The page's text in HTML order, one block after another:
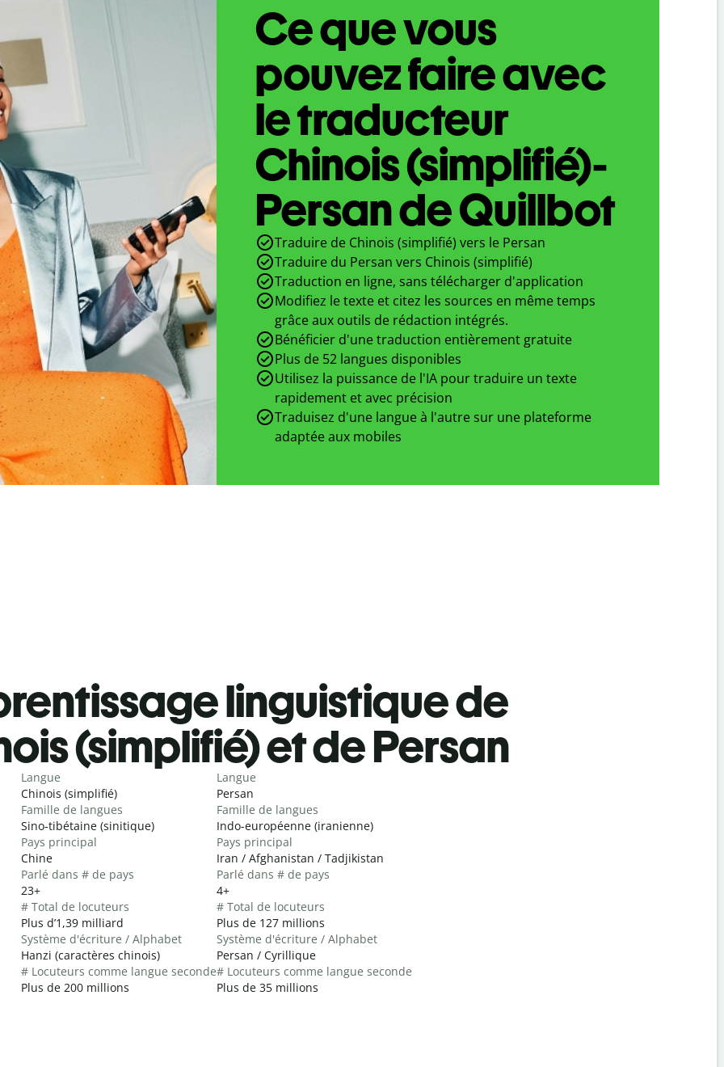
Ce que vous
pouvez faire avec
le traducteur
Chinois (simplifié)-
Persan de Quillbot
Traduire de Chinois (simplifié) vers le Persan
Traduire du Persan vers Chinois (simplifié)
Traduction en ligne, sans télécharger d'application
Modifiez le texte et citez les sources en même temps
grâce aux outils de rédaction intégrés.
Bénéficier d'une traduction entièrement gratuite
Plus de 52 langues disponibles
Utilisez la puissance de l'IA pour traduire un texte
rapidement et avec précision
Traduisez d'une langue à l'autre sur une plateforme
adaptée aux mobiles
linguistique de
(simplifié) et de Persan
Langue
Chinois (simplifié)
Famille de langues
Sino-tibétaine (sinitique)
Pays principal
Chine
Parlé dans # de pays
23+
# Total de locuteurs
Plus d’1,39 milliard
Système d'écriture / Alphabet
Hanzi (caractères chinois)
# Locuteurs comme langue seconde
Plus de 200 millions
Langue
Persan
Famille de langues
Indo-européenne (iranienne)
Pays principal
Iran / Afghanistan / Tadjikistan
Parlé dans # de pays
4+
# Total de locuteurs
Plus de 127 millions
Système d'écriture / Alphabet
Persan / Cyrillique
# Locuteurs comme langue seconde
Plus de 35 millions